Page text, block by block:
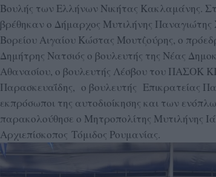
Βουλής των Ελλήνων Νικήτας Κακλαμάνης.
βρέθηκαν ο Δήμαρχος Μυτιλήνης Παναγιώτης
Βορείου Αιγαίου Κώστας Μουτζούρης, ο
Δημήτρης Νατσιός ο βουλευτής της Νέας
Αθανασίου, ο βουλευτής Λέσβου του ΠΑΣΟΚ
Παρασκευαΐδης, ο βουλευτής Επικρατείας
εκπρόσωποι της αυτοδιοίκησης και των
παρακολούθησε ο Μητροπολίτης Μυτιλήνης
Αρχιεπίσκοπος Τόμιδος Ρουμανίας.